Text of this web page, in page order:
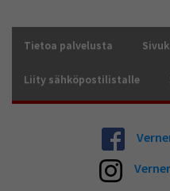
Tietoa palvelusta
Liity sähköpostilistalle